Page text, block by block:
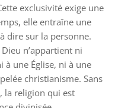
exclusivité exige une
elle entraîne une
dire sur la personne.
n’appartient ni
à une Église, ni à une
christianisme. Sans
la religion qui est